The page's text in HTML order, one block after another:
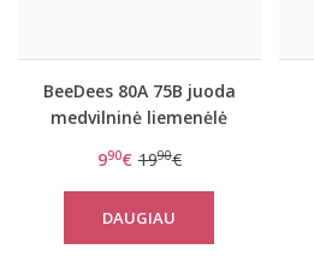
BeeDees 80A 75B juoda
medvilninė liemenėlė
990€ 1990€
DAUGIAU